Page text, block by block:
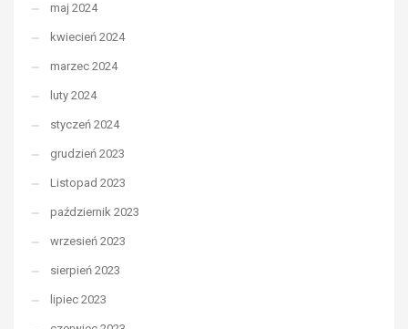
maj 2024
kwiecień 2024
marzec 2024
luty 2024
styczeń 2024
grudzień 2023
Listopad 2023
październik 2023
wrzesień 2023
sierpień 2023
lipiec 2023